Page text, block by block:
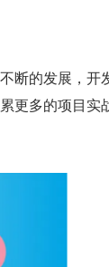
断的发展，开
更多的项目实